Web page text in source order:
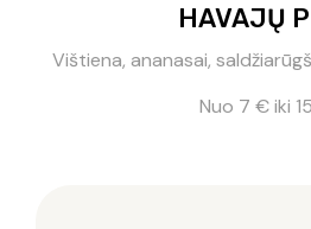
HAVAJŲ
Vištiena, ananasai,
Nuo 7 € iki